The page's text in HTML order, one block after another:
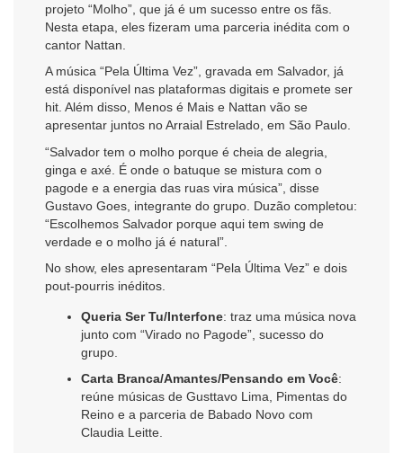
projeto “Molho”, que já é um sucesso entre os fãs.
Nesta etapa, eles fizeram uma parceria inédita com o
cantor Nattan.
A música “Pela Última Vez”, gravada em Salvador, já
está disponível nas plataformas digitais e promete ser
hit. Além disso, Menos é Mais e Nattan vão se
apresentar juntos no Arraial Estrelado, em São Paulo.
“Salvador tem o molho porque é cheia de alegria,
ginga e axé. É onde o batuque se mistura com o
pagode e a energia das ruas vira música”, disse
Gustavo Goes, integrante do grupo. Duzão completou:
“Escolhemos Salvador porque aqui tem swing de
verdade e o molho já é natural”.
No show, eles apresentaram “Pela Última Vez” e dois
pout-pourris inéditos.
Queria Ser Tu/Interfone: traz uma música nova
junto com “Virado no Pagode”, sucesso do
grupo.
Carta Branca/Amantes/Pensando em Você:
reúne músicas de Gusttavo Lima, Pimentas do
Reino e a parceria de Babado Novo com
Claudia Leitte.